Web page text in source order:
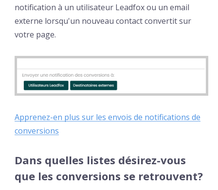
notification à un utilisateur Leadfox ou un email
externe lorsqu'un nouveau contact convertit sur
votre page.
Apprenez-en plus sur les envois de notifications de
conversions
Dans quelles listes désirez-vous
que les conversions se retrouvent?